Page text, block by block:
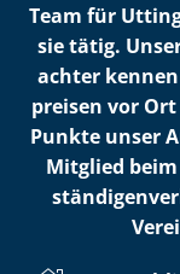
Team für
sie tätig.
ach­ter
prei­sen vor
Punkte unser
Mitglied